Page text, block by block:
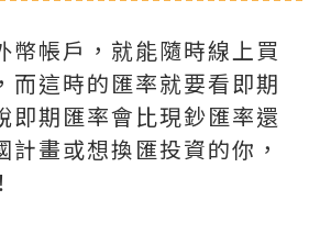
幣帳戶，就能隨時線上買
而這時的匯率就要看即期
即期匯率會比現鈔匯率還
計畫或想換匯投資的你，